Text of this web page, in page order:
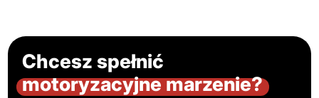
Chcesz spełnić
motoryzacyjne marzenie?